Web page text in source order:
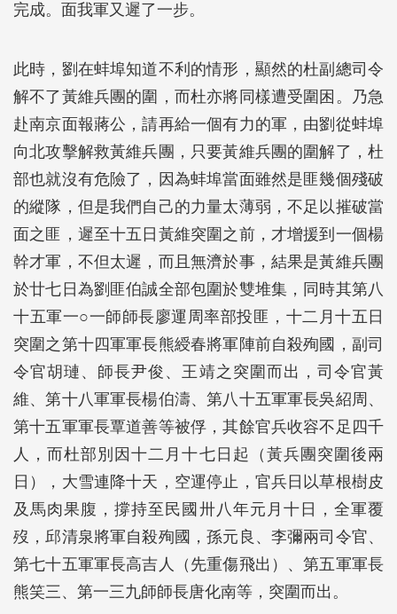
完成。面我軍又遲了一步。
此時，劉在蚌埠知道不利的情形，顯然的杜副總司令
解不了黃維兵團的圍，而杜亦將同樣遭受圍困。乃急
赴南京面報蔣公，請再給一個有力的軍，由劉從蚌埠
向北攻擊解救黃維兵團，只要黃維兵團的圍解了，杜
部也就沒有危險了，因為蚌埠當面雖然是匪幾個殘破
的縱隊，但是我們自己的力量太薄弱，不足以摧破當
面之匪，遲至十五日黃維突圍之前，才增援到一個楊
幹才軍，不但太遲，而且無濟於事，結果是黃維兵團
於廿七日為劉匪伯誠全部包圍於雙堆集，同時其第八
十五軍一○一師師長廖運周率部投匪，十二月十五日
突圍之第十四軍軍長熊綬春將軍陣前自殺殉國，副司
令官胡璉、師長尹俊、王靖之突圍而出，司令官黃
維、第十八軍軍長楊伯濤、第八十五軍軍長吳紹周、
第十五軍軍長覃道善等被俘，其餘官兵收容不足四千
人，而杜部別因十二月十七日起（黃兵團突圍後兩
日），大雪連降十天，空運停止，官兵日以草根樹皮
及馬肉果腹，撐持至民國卅八年元月十日，全軍覆
歿，邱清泉將軍自殺殉國，孫元良、李彌兩司令官、
第七十五軍軍長高吉人（先重傷飛出）、第五軍軍長
熊笑三、第一三九師師長唐化南等，突圍而出。